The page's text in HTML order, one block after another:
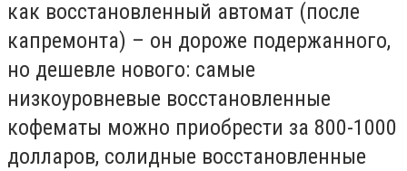
как восстановленный автомат (после
капремонта) – он дороже подержанного,
но дешевле нового: самые
низкоуровневые восстановленные
кофематы можно приобрести за 800-1000
долларов, солидные восстановленные